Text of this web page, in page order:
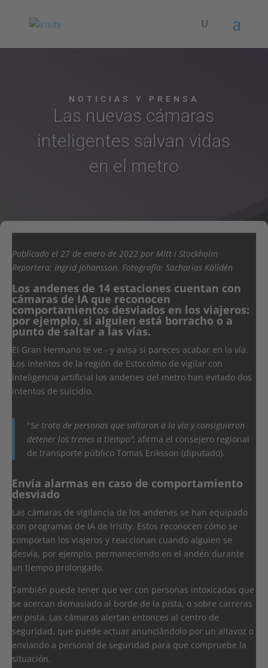
NOTICIAS Y PRENSA​
Las nuevas cámaras
inteligentes salvan vidas
en el metro
Publicado el 27 de enero de 2022 por Mitt i Stockholm
Reportera: Ingrid Johansson. Fotografía: Sacharias Källdén
Los andenes de 14 estaciones cuentan con
cámaras de IA que reconocen
comportamientos desviados en los viajeros:
por ejemplo, si alguien está borracho o a
punto de saltar a las vías.
El Gran Hermano te ve - y avisa si pareces acabar en la vía.
Los intentos de la región de Estocolmo de vigilar con
inteligencia artificial los andenes del metro han evitado dos
intentos de suicidio.
"Se trata de personas que saltaron a la vía y consiguieron
detener los trenes a tiempo", afirma el consejero regional
de transporte público Tomas Eriksson (diputado).
Envía alarmas en caso de comportamiento
desviado
Las cámaras de vigilancia de los andenes se han equipado
con programas de IA de Irisity. Estos reconocen cómo se
comportan los viajeros y reaccionan cuando alguien se
desvía, por ejemplo, permaneciendo en el andén durante
un tiempo prolongado.
También puede tener que ver con personas intoxicadas que
se acercan demasiado al borde de la pista, o sobre carreras
en pista. Las cámaras alertan entonces al centro de
seguridad, que puede actuar anunciándolo por un altavoz o
enviando a personal de seguridad para que compruebe la
situación.